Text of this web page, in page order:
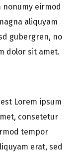
eirmod
aliquyam
gubergren, no
dolor sit amet.
Lorem ipsum
consetetur
tempor
erat, sed